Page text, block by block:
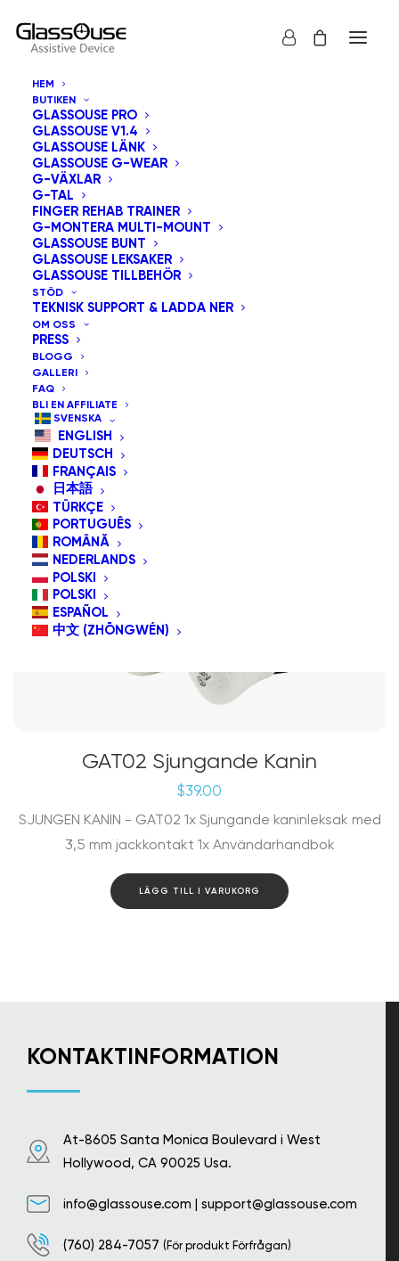
HEM
BUTIKEN
GLASSOUSE PRO
GLASSOUSE V1.4
GLASSOUSE LÄNK
GLASSOUSE G-WEAR
G-VÄXLAR
G-TAL
FINGER REHAB TRAINER
G-MONTERA MULTI-MOUNT
GLASSOUSE BUNT
GLASSOUSE LEKSAKER
GLASSOUSE TILLBEHÖR
STÖD
TEKNISK SUPPORT & LADDA NER
OM OSS
PRESS
BLOGG
GALLERI
FAQ
BLI EN AFFILIATE
SVENSKA
ENGLISH
DEUTSCH
FRANÇAIS
日本語
TÜRKÇE
PORTUGUÊS
ROMÂNĂ
NEDERLANDS
POLSKI
POLSKI
ESPAÑOL
中文 (ZHŌNGWÉN)
Sortera efter pris: lågt till högt
Standardsortering
Sortera efter popularitet
Sortera efter pris: högt till lågt
GAT02 Sjungande Kanin
$39.00
SJUNGEN KANIN - GAT02 1x Sjungande kaninleksak med
3,5 mm jackkontakt 1x Användarhandbok
LÄGG TILL I VARUKORG
KONTAKTINFORMATION
At-8605 Santa Monica Boulevard i West
Hollywood, CA 90025 Usa.
info@glassouse.com | support@glassouse.com
(760) 284-7057 (För produkt Förfrågan)